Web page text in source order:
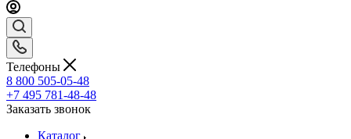
Телефоны
8 800 505-05-48
+7 495 781-48-48
Заказать звонок
Каталог